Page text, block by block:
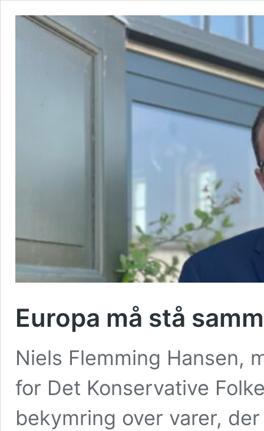
Europa må stå
Niels Flemming Hansen,
for Det Konservative
bekymring over varer,